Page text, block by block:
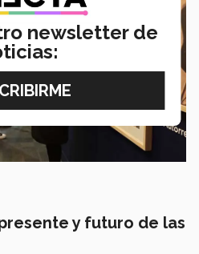
y futuro de las
newsletter de